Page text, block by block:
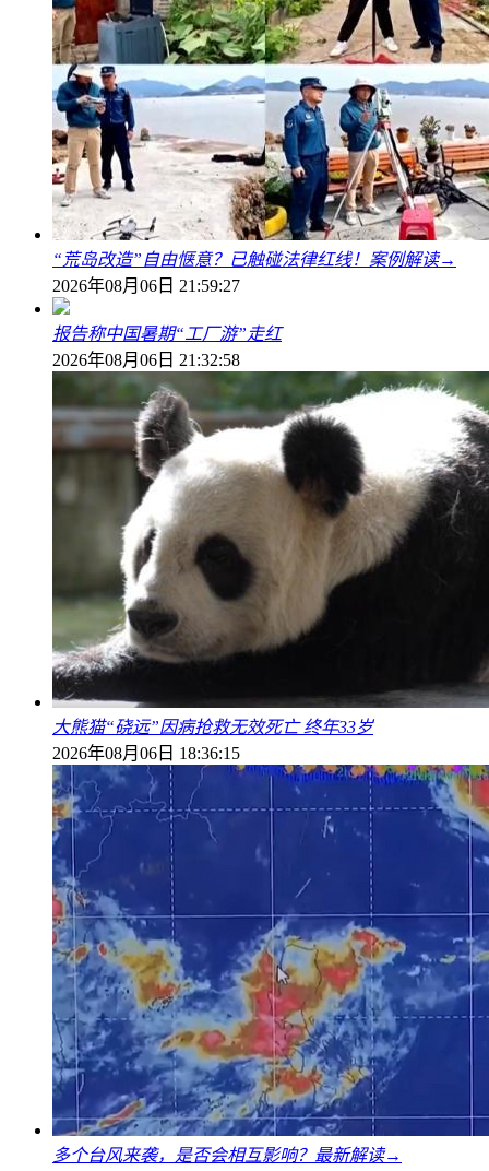
“荒岛改造”自由惬意？已触碰法律红线！案例解读→
2026年08月06日 21:59:27
报告称中国暑期“工厂游”走红
2026年08月06日 21:32:58
大熊猫“硗远”因病抢救无效死亡 终年33岁
2026年08月06日 18:36:15
多个台风来袭，是否会相互影响？最新解读→